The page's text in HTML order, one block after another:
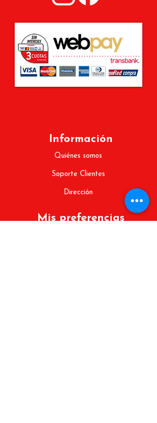
Información
Quiénes somos
Soporte Clientes
Dirección
Mis preferencias